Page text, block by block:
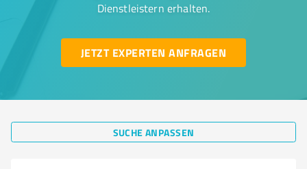
Dienstleistern erhalten.
JETZT EXPERTEN ANFRAGEN
SUCHE ANPASSEN